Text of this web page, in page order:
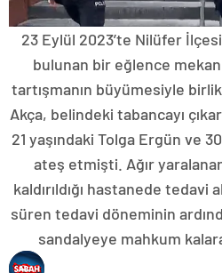
23 Eylül 2023’te Nilüfer
bulunan bir eğlence
tartışmanın büyümesiyle
Akça, belindeki tabancayı
21 yaşındaki Tolga Ergün ve
ateş etmişti. Ağır
kaldırıldığı hastanede tedavi
süren tedavi döneminin
sandalyeye mahkum